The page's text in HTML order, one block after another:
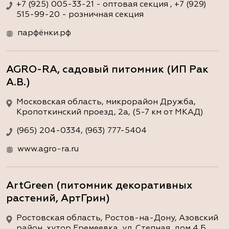
+7 (925) 005-33-21 - оптовая секция , +7 (929)
515-99-20 - розничная секция
парфёнки.рф
AGRO-RA, садовый питомник (ИП Рак
А.В.)
Московская область, микрорайон Дружба,
Кропоткинский проезд, 2а, (5-7 км от МКАД)
(965) 204-0334, (963) 777-5404
www.agro-ra.ru
ArtGreen (питомник декоративных
растений, АртГрин)
Ростовская область, Ростов-на-Дону, Азовский